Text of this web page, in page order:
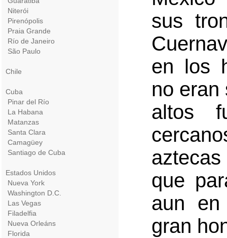
Niterói
Pirenópolis
Praia Grande
Río de Janeiro
São Paulo
Chile
Cuba
Pinar del Río
La Habana
Matanzas
Santa Clara
Camagüey
Santiago de Cuba
Estados Unidos
Nueva York
Washington D.C.
Las Vegas
Filadelfia
Nueva Orleáns
Florida
sus
en los
no eran
altos
que
aun
gran